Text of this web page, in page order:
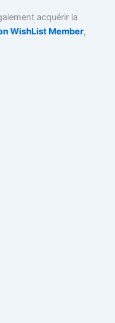
acquérir la
WishList Member,